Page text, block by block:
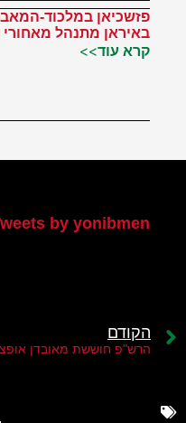
פזשכיאן במלכוד-
באיראן מתנהל
קרא עוד>>
by yonibmen
הקודם